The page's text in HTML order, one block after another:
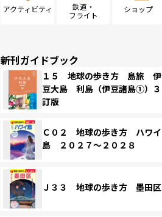
アクティビティ
鉄道・
フライト
ショップ
新刊ガイドブック
１５ 地球の歩き方 島旅 伊
豆大島 利島（伊豆諸島①）３
訂版
Ｃ０２ 地球の歩き方 ハワイ
島 ２０２７～２０２８
Ｊ３３ 地球の歩き方 墨田区